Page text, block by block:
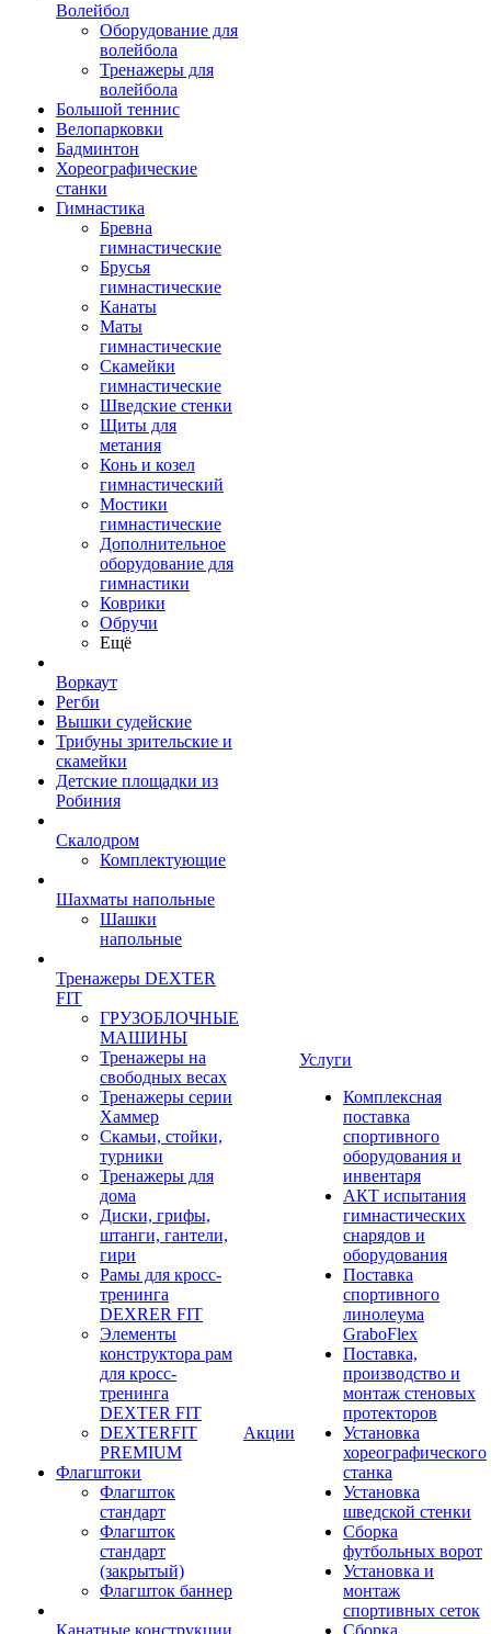
Волейбол
Оборудование для
волейбола
Тренажеры для
волейбола
Большой теннис
Велопарковки
Бадминтон
Хореографические
станки
Гимнастика
Бревна
гимнастические
Брусья
гимнастические
Канаты
Маты
гимнастические
Скамейки
гимнастические
Шведские стенки
Щиты для
метания
Конь и козел
гимнастический
Мостики
гимнастические
Дополнительное
оборудование для
гимнастики
Коврики
Обручи
Ещё
Воркаут
Регби
Вышки судейские
Трибуны зрительские и
скамейки
Детские площадки из
Робиния
Скалодром
Комплектующие
Шахматы напольные
Шашки
напольные
Тренажеры DEXTER
FIT
ГРУЗОБЛОЧНЫЕ
МАШИНЫ
Тренажеры на
свободных весах
Тренажеры серии
Хаммер
Скамьи, стойки,
турники
Тренажеры для
дома
Диски, грифы,
штанги, гантели,
гири
Рамы для кросс-
тренинга
DEXRER FIT
Элементы
конструктора рам
для кросс-
тренинга
DEXTER FIT
DEXTERFIT
PREMIUM
Флагштоки
Флагшток
стандарт
Флагшток
стандарт
(закрытый)
Флагшток баннер
Канатные конструкции
Акции
Услуги
Комплексная
поставка
спортивного
оборудования и
инвентаря
АКТ испытания
гимнастических
снарядов и
оборудования
Поставка
спортивного
линолеума
GraboFlex
Поставка,
производство и
монтаж стеновых
протекторов
Установка
хореографического
станка
Установка
шведской стенки
Сборка
футбольных ворот
Установка и
монтаж
спортивных сеток
Сборка